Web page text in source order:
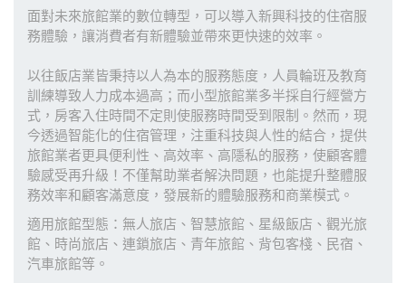
面對未來旅館業的數位轉型，可以導入新興科技的住宿服
務體驗，讓消費者有新體驗並帶來更快速的效率。
以往飯店業皆秉持以人為本的服務態度，人員輪班及教育
訓練導致人力成本過高；而小型旅館業多半採自行經營方
式，房客入住時間不定則使服務時間受到限制。然而，現
今透過智能化的住宿管理，注重科技與人性的結合，提供
旅館業者更具便利性、高效率、高隱私的服務，使顧客體
驗感受再升級！不僅幫助業者解決問題，也能提升整體服
務效率和顧客滿意度，發展新的體驗服務和商業模式。
適用旅館型態：無人旅店、智慧旅館、星級飯店、觀光旅
館、時尚旅店、連鎖旅店、青年旅館、背包客棧、民宿、
汽車旅館等。